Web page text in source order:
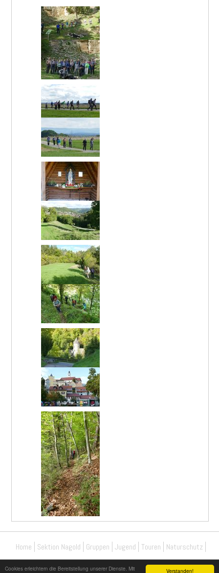
Verstanden!
Cookies erleichtern die Bereitstellung unserer Dienste. Mit
Home Sektion Nagold Gruppen Jugend Touren Naturschutz